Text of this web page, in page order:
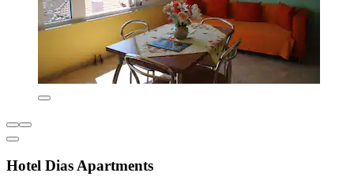
Hotel Dias Apartments